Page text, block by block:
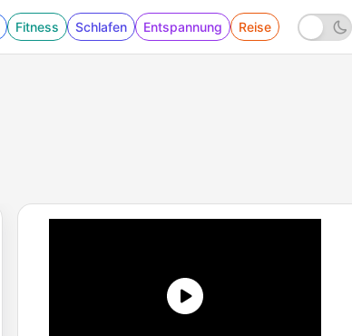
Fitness Schlafen Entspannung Reise